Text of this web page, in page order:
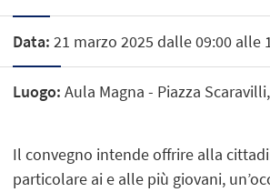
Data: 21 marzo 2025 dalle 09:00 alle
Luogo: Aula Magna - Piazza
Il convegno intende offrire alla
particolare ai e alle più giovani,